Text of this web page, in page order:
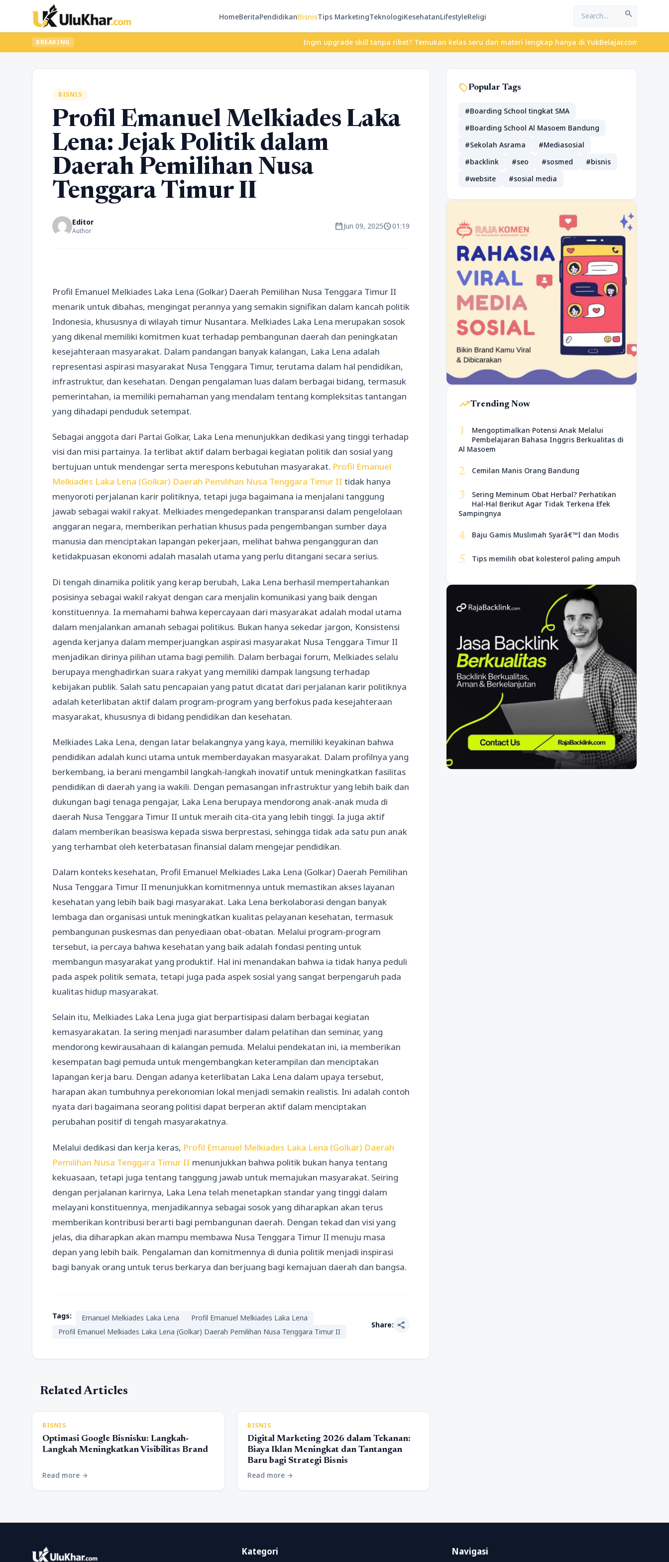
HomeBeritaPendidikanBisnisTips MarketingTeknologiKesehatanLifestyleReligi search
BREAKING Ingin upgrade skill tanpa ribet? Temukan kelas seru dan materi lengkap hanya di YukBelajar.com. Mulai langkah
BISNIS
Profil Emanuel Melkiades Laka
Lena: Jejak Politik dalam
Daerah Pemilihan Nusa
Tenggara Timur II
Editor
Author calendar_todayJun 09, 2025schedule01:19
Profil Emanuel Melkiades Laka Lena (Golkar) Daerah Pemilihan Nusa Tenggara Timur II
menarik untuk dibahas, mengingat perannya yang semakin signifikan dalam kancah politik
Indonesia, khususnya di wilayah timur Nusantara. Melkiades Laka Lena merupakan sosok
yang dikenal memiliki komitmen kuat terhadap pembangunan daerah dan peningkatan
kesejahteraan masyarakat. Dalam pandangan banyak kalangan, Laka Lena adalah
representasi aspirasi masyarakat Nusa Tenggara Timur, terutama dalam hal pendidikan,
infrastruktur, dan kesehatan. Dengan pengalaman luas dalam berbagai bidang, termasuk
pemerintahan, ia memiliki pemahaman yang mendalam tentang kompleksitas tantangan
yang dihadapi penduduk setempat.
Sebagai anggota dari Partai Golkar, Laka Lena menunjukkan dedikasi yang tinggi terhadap
visi dan misi partainya. Ia terlibat aktif dalam berbagai kegiatan politik dan sosial yang
bertujuan untuk mendengar serta merespons kebutuhan masyarakat. Profil Emanuel
Melkiades Laka Lena (Golkar) Daerah Pemilihan Nusa Tenggara Timur II tidak hanya
menyoroti perjalanan karir politiknya, tetapi juga bagaimana ia menjalani tanggung
jawab sebagai wakil rakyat. Melkiades mengedepankan transparansi dalam pengelolaan
anggaran negara, memberikan perhatian khusus pada pengembangan sumber daya
manusia dan menciptakan lapangan pekerjaan, melihat bahwa pengangguran dan
ketidakpuasan ekonomi adalah masalah utama yang perlu ditangani secara serius.
Di tengah dinamika politik yang kerap berubah, Laka Lena berhasil mempertahankan
posisinya sebagai wakil rakyat dengan cara menjalin komunikasi yang baik dengan
konstituennya. Ia memahami bahwa kepercayaan dari masyarakat adalah modal utama
dalam menjalankan amanah sebagai politikus. Bukan hanya sekedar jargon, Konsistensi
agenda kerjanya dalam memperjuangkan aspirasi masyarakat Nusa Tenggara Timur II
menjadikan dirinya pilihan utama bagi pemilih. Dalam berbagai forum, Melkiades selalu
berupaya menghadirkan suara rakyat yang memiliki dampak langsung terhadap
kebijakan publik. Salah satu pencapaian yang patut dicatat dari perjalanan karir politiknya
adalah keterlibatan aktif dalam program-program yang berfokus pada kesejahteraan
masyarakat, khususnya di bidang pendidikan dan kesehatan.
Melkiades Laka Lena, dengan latar belakangnya yang kaya, memiliki keyakinan bahwa
pendidikan adalah kunci utama untuk memberdayakan masyarakat. Dalam profilnya yang
berkembang, ia berani mengambil langkah-langkah inovatif untuk meningkatkan fasilitas
pendidikan di daerah yang ia wakili. Dengan pemasangan infrastruktur yang lebih baik dan
dukungan bagi tenaga pengajar, Laka Lena berupaya mendorong anak-anak muda di
daerah Nusa Tenggara Timur II untuk meraih cita-cita yang lebih tinggi. Ia juga aktif
dalam memberikan beasiswa kepada siswa berprestasi, sehingga tidak ada satu pun anak
yang terhambat oleh keterbatasan finansial dalam mengejar pendidikan.
Dalam konteks kesehatan, Profil Emanuel Melkiades Laka Lena (Golkar) Daerah Pemilihan
Nusa Tenggara Timur II menunjukkan komitmennya untuk memastikan akses layanan
kesehatan yang lebih baik bagi masyarakat. Laka Lena berkolaborasi dengan banyak
lembaga dan organisasi untuk meningkatkan kualitas pelayanan kesehatan, termasuk
pembangunan puskesmas dan penyediaan obat-obatan. Melalui program-program
tersebut, ia percaya bahwa kesehatan yang baik adalah fondasi penting untuk
membangun masyarakat yang produktif. Hal ini menandakan bahwa ia tidak hanya peduli
pada aspek politik semata, tetapi juga pada aspek sosial yang sangat berpengaruh pada
kualitas hidup masyarakat.
Selain itu, Melkiades Laka Lena juga giat berpartisipasi dalam berbagai kegiatan
kemasyarakatan. Ia sering menjadi narasumber dalam pelatihan dan seminar, yang
mendorong kewirausahaan di kalangan pemuda. Melalui pendekatan ini, ia memberikan
kesempatan bagi pemuda untuk mengembangkan keterampilan dan menciptakan
lapangan kerja baru. Dengan adanya keterlibatan Laka Lena dalam upaya tersebut,
harapan akan tumbuhnya perekonomian lokal menjadi semakin realistis. Ini adalah contoh
nyata dari bagaimana seorang politisi dapat berperan aktif dalam menciptakan
perubahan positif di tengah masyarakatnya.
Melalui dedikasi dan kerja keras, Profil Emanuel Melkiades Laka Lena (Golkar) Daerah
Pemilihan Nusa Tenggara Timur II menunjukkan bahwa politik bukan hanya tentang
kekuasaan, tetapi juga tentang tanggung jawab untuk memajukan masyarakat. Seiring
dengan perjalanan karirnya, Laka Lena telah menetapkan standar yang tinggi dalam
melayani konstituennya, menjadikannya sebagai sosok yang diharapkan akan terus
memberikan kontribusi berarti bagi pembangunan daerah. Dengan tekad dan visi yang
jelas, dia diharapkan akan mampu membawa Nusa Tenggara Timur II menuju masa
depan yang lebih baik. Pengalaman dan komitmennya di dunia politik menjadi inspirasi
bagi banyak orang untuk terus berkarya dan berjuang bagi kemajuan daerah dan bangsa.
Tags: Emanuel Melkiades Laka Lena
Profil Emanuel Melkiades Laka Lena
Profil Emanuel Melkiades Laka Lena (Golkar) Daerah Pemilihan Nusa Tenggara Timur II
Share: share
Related Articles
BISNIS
Optimasi Google Bisnisku: Langkah-
Langkah Meningkatkan Visibilitas Brand
Read more arrow_forward
BISNIS
Digital Marketing 2026 dalam Tekanan:
Biaya Iklan Meningkat dan Tantangan
Baru bagi Strategi Bisnis
Read more arrow_forward
sellPopular Tags
#Boarding School tingkat SMA
#Boarding School Al Masoem Bandung
#Sekolah Asrama
#Mediasosial
#backlink
#seo #sosmed
#bisnis
#website
#sosial media
trending_upTrending Now
1
Mengoptimalkan Potensi Anak Melalui
Pembelajaran Bahasa Inggris Berkualitas di
Al Masoem
2 Cemilan Manis Orang Bandung
3
Sering Meminum Obat Herbal? Perhatikan
Hal-Hal Berikut Agar Tidak Terkena Efek
Sampingnya
4 Baju Gamis Muslimah Syarâ€™I dan Modis
5 Tips memilih obat kolesterol paling ampuh
Kategori Navigasi